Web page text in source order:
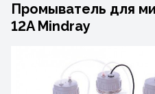
Промыватель для
12A Mindray